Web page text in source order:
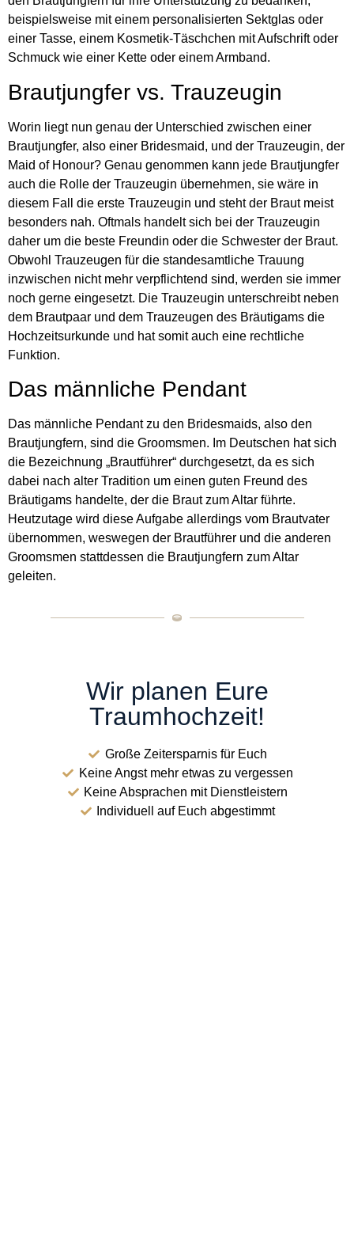
beispielsweise mit einem personalisierten Sektglas oder
einer Tasse, einem Kosmetik-Täschchen mit Aufschrift oder
Schmuck wie einer Kette oder einem Armband.
Brautjungfer vs. Trauzeugin
Worin liegt nun genau der Unterschied zwischen einer
Brautjungfer, also einer Bridesmaid, und der Trauzeugin, der
Maid of Honour? Genau genommen kann jede Brautjungfer
auch die Rolle der Trauzeugin übernehmen, sie wäre in
diesem Fall die erste Trauzeugin und steht der Braut meist
besonders nah. Oftmals handelt sich bei der Trauzeugin
daher um die beste Freundin oder die Schwester der Braut.
Obwohl Trauzeugen für die standesamtliche Trauung
inzwischen nicht mehr verpflichtend sind, werden sie immer
noch gerne eingesetzt. Die Trauzeugin unterschreibt neben
dem Brautpaar und dem Trauzeugen des Bräutigams die
Hochzeitsurkunde und hat somit auch eine rechtliche
Funktion.
Das männliche Pendant
Das männliche Pendant zu den Bridesmaids, also den
Brautjungfern, sind die Groomsmen. Im Deutschen hat sich
die Bezeichnung „Brautführer“ durchgesetzt, da es sich
dabei nach alter Tradition um einen guten Freund des
Bräutigams handelte, der die Braut zum Altar führte.
Heutzutage wird diese Aufgabe allerdings vom Brautvater
übernommen, weswegen der Brautführer und die anderen
Groomsmen stattdessen die Brautjungfern zum Altar
geleiten.
Wir planen Eure
Traumhochzeit!
Große Zeitersparnis für Euch
Keine Angst mehr etwas zu vergessen
Keine Absprachen mit Dienstleistern
Individuell auf Euch abgestimmt